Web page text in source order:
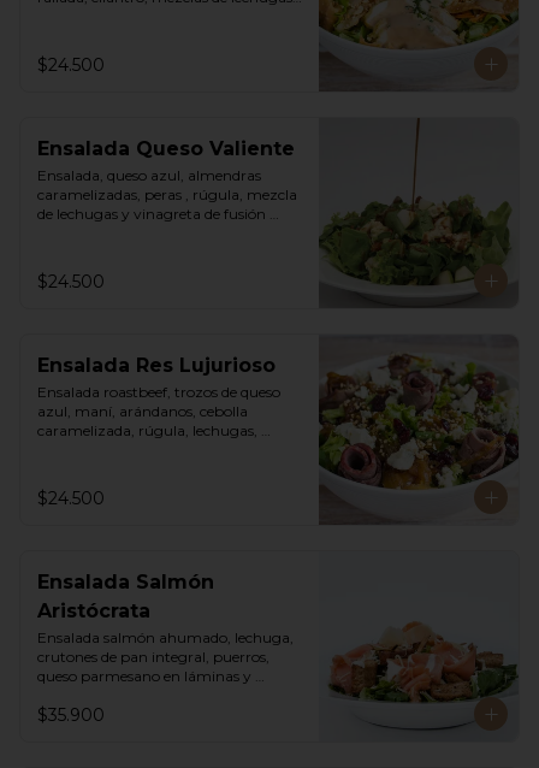
$24.500
Ensalada Queso Valiente
Ensalada, queso azul, almendras
caramelizadas, peras , rúgula, mezcla
de lechugas y vinagreta de fusión
$24.500
Ensalada Res Lujurioso
Ensalada roastbeef, trozos de queso
azul, maní, arándanos, cebolla
caramelizada, rúgula, lechugas,
$24.500
Ensalada Salmón
Aristócrata
Ensalada salmón ahumado, lechuga,
crutones de pan integral, puerros,
queso parmesano en láminas y
$35.900